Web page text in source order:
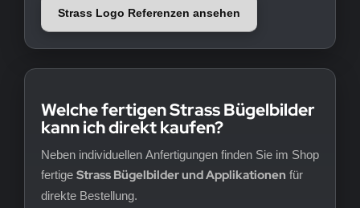
Strass Logo Referenzen ansehen
Welche fertigen Strass Bügelbilder
kann ich direkt kaufen?
Neben individuellen Anfertigungen finden Sie im Shop
fertige Strass Bügelbilder und Applikationen für
direkte Bestellung.